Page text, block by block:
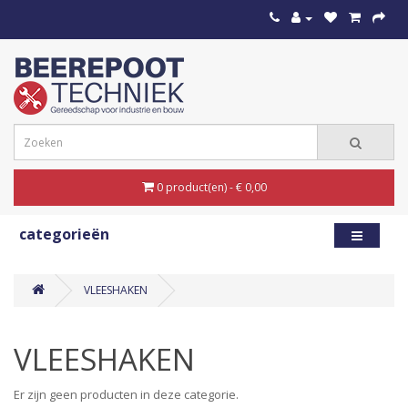
0 product(en) - € 0,00
categorieën
VLEESHAKEN
VLEESHAKEN
Er zijn geen producten in deze categorie.